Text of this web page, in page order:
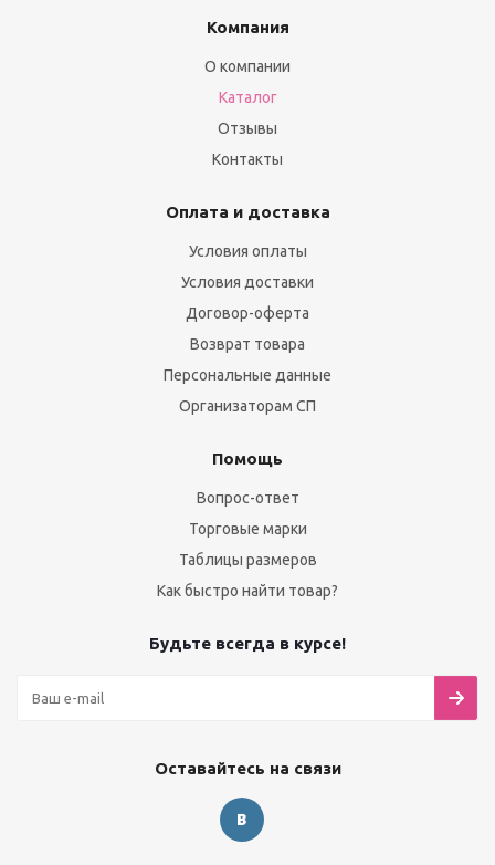
Компания
О компании
Каталог
Отзывы
Контакты
Оплата и доставка
Условия оплаты
Условия доставки
Договор-оферта
Возврат товара
Персональные данные
Организаторам СП
Помощь
Вопрос-ответ
Торговые марки
Таблицы размеров
Как быстро найти товар?
Будьте всегда в курсе!
Оставайтесь на связи